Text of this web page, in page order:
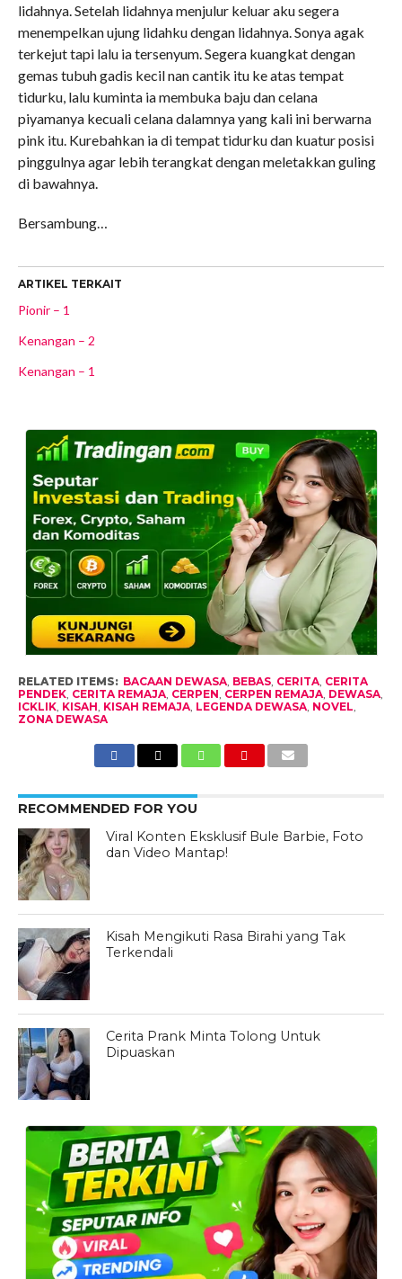
lidahnya. Setelah lidahnya menjulur keluar aku segera
menempelkan ujung lidahku dengan lidahnya. Sonya agak
terkejut tapi lalu ia tersenyum. Segera kuangkat dengan
gemas tubuh gadis kecil nan cantik itu ke atas tempat
tidurku, lalu kuminta ia membuka baju dan celana
piyamanya kecuali celana dalamnya yang kali ini berwarna
pink itu. Kurebahkan ia di tempat tidurku dan kuatur posisi
pinggulnya agar lebih terangkat dengan meletakkan guling
di bawahnya.
Bersambung…
ARTIKEL TERKAIT
Pionir – 1
Kenangan – 2
Kenangan – 1
RELATED ITEMS: BACAAN DEWASA, BEBAS, CERITA, CERITA
PENDEK, CERITA REMAJA, CERPEN, CERPEN REMAJA, DEWASA,
ICKLIK, KISAH, KISAH REMAJA, LEGENDA DEWASA, NOVEL,
ZONA DEWASA
RECOMMENDED FOR YOU
Viral Konten Eksklusif Bule Barbie, Foto
dan Video Mantap!
Kisah Mengikuti Rasa Birahi yang Tak
Terkendali
Cerita Prank Minta Tolong Untuk
Dipuaskan